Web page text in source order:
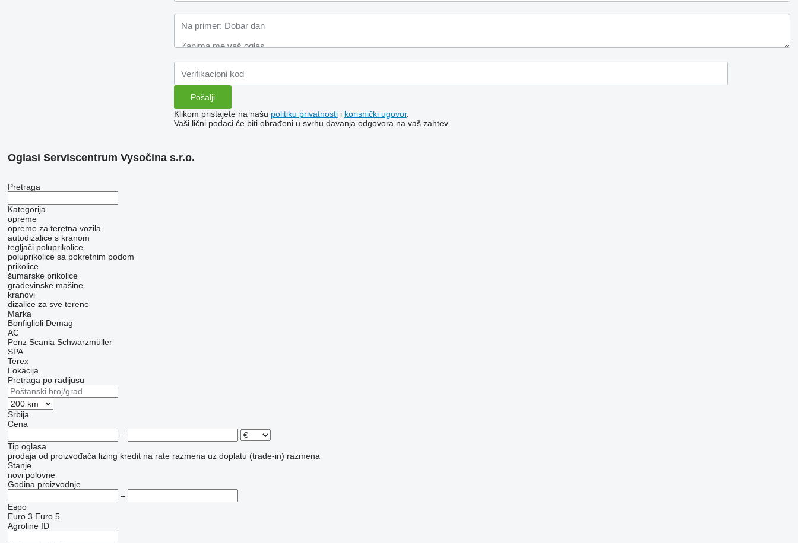
Klikom pristajete na našu politiku privatnostii korisnički ugovor.
Vaši lični podaci će biti obrađeni u svrhu davanja odgovora na vaš zahtev.
Oglasi Serviscentrum Vysočina s.r.o.
Pretraga
Kategorija
opreme
оpremе za teretna vozila
autodizalice s kranom
tegljači poluprikolice
poluprikolice sa pokretnim podom
prikolice
šumarske prikolice
građevinske mašine
kranovi
dizalice za sve terene
Marka
Bonfiglioli Demag
AC
Penz Scania Schwarzmüller
SPA
Terex
Lokacija
Pretraga po radijusu
Srbija
Cena
–
Tip oglasa
prodaja od proizvođača lizing kredit na rate razmena uz doplatu (trade-in) razmena
Stanje
novi polovne
Godina proizvodnje
–
Евро
Euro 3 Euro 5
Agroline ID